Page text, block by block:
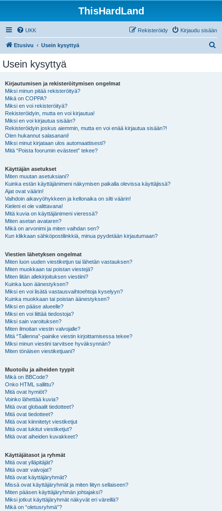
ThisHardLand
UKK Kirjaudu sisään
Rekisteröidy
Etusivu Usein kysyttyä
Usein kysyttyä
Kirjautumisen ja rekisteröitymisen ongelmat
Miksi minun pitää rekisteröityä?
Mikä on COPPA?
Miksi en voi rekisteröityä?
Rekisteröidyin, mutta en voi kirjautua!
Miksi en voi kirjautua sisään?
Rekisteröidyin joskus aiemmin, mutta en voi enää kirjautua sisään?!
Olen hukannut salasanani!
Miksi minut kirjataan ulos automaattisesti?
Mitä “Poista foorumin evästeet” tekee?
Käyttäjän asetukset
Miten muutan asetuksiani?
Kuinka estän käyttäjänimeni näkymisen paikalla olevissa käyttäjissä?
Ajat ovat väärin!
Vaihdoin aikavyöhykkeen ja kellonaika on silti väärin!
Kieleni ei ole valittavana!
Mitä kuvia on käyttäjänimeni vieressä?
Miten asetan avataren?
Mikä on arvonimi ja miten vaihdan sen?
Kun klikkaan sähköpostilinkkiä, minua pyydetään kirjautumaan?
Viestien lähetyksen ongelmat
Miten luon uuden viestiketjun tai lähetän vastauksen?
Miten muokkaan tai poistan viestejä?
Miten liitän allekirjoituksen viestiini?
Kuinka luon äänestyksen?
Miksi en voi lisätä vastausvaihtoehtoja kyselyyn?
Kuinka muokkaan tai poistan äänestyksen?
Miksi en pääse alueelle?
Miksi en voi liittää tiedostoja?
Miksi sain varoituksen?
Miten ilmoitan viestin valvojalle?
Mitä “Tallenna”-painike viestin kirjoittamisessa tekee?
Miksi minun viestini tarvitsee hyväksynnän?
Miten tönäisen viestiketjuani?
Muotoilu ja aiheiden tyypit
Mikä on BBCode?
Onko HTML sallittu?
Mitä ovat hymiöt?
Voinko lähettää kuvia?
Mitä ovat globaalit tiedotteet?
Mitä ovat tiedotteet?
Mitä ovat kiinnitetyt viestiketjut
Mitä ovat lukitut viestiketjut?
Mitä ovat aiheiden kuvakkeet?
Käyttäjätasot ja ryhmät
Mitä ovat ylläpitäjät?
Mitä ovatr valvojat?
Mitä ovat käyttäjäryhmät?
Missä ovat käyttäjäryhmät ja miten liityn sellaiseen?
Miten pääsen käyttäjäryhmän johtajaksi?
Miksi jotkut käyttäjäryhmät näkyvät eri väreillä?
Mikä on “oletusryhmä”?